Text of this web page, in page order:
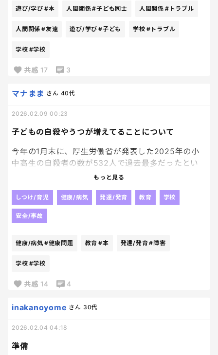
ていたけど、
「気にしなくていいよ」でよかった？
それとも、ちゃんと話を聞くべきだった？
小学生の友達トラブルって、子ども同士の話のはずな
のに、なぜか親のメンタルもえぐってくるよね。
うちの子、浮いてないかな。
家での関わり方が、もしかして間違ってる？
私、ちゃんと育てられてる？
トラブルの内容よりも、自分の親としての評価が気
になってしまう瞬間あるよ。
本当はわかってる。
子どもは、友達とぶつかりながら学ぶってこと。
だよね。
守ってあげたい。
口を出したい。
遊び/学び #本 人間関係#子ども同士 人間関係 #トラブル
人間関係 #友達 遊び/学び #子ども 学校 #トラブル
学校 #学校
共感 17 3
子どもの自殺やうつが増えてることについて
マナまま さん 40代
2026.02.09 00:23
今年の1月末に、厚生労働省が発表した2025年の小
中高生の自殺者の数が532人で過去最多だったとい
康問題」その次が「家庭問題」となってた。
健康問題って、うつとか、精神的なものだと思うんだ
けど。
精神疾患、精神症状がでたり、チックとか起立性調
経の乱れの影響でいろんな症状が体に出ちゃってる
子、
自分が子どもの頃は、こんな情報を聞くこともほぼ
なかった気がするんだけど、今の時代は...子どもが病
んじゃうことが多くなった。
会的な課題だなと改めて感じる今日この頃です。
もっと見る
しつけ/育児 健康/病気 発達/発育 教育 学校
安全/事故
健康/病気 #健康問題 教育 #本 発達/発育#障害
学校 #学校
共感 14 4
準備
inakanoyome さん 30代
2026.02.04 04:18